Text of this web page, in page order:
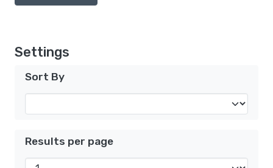
Settings
Sort By
Results per page